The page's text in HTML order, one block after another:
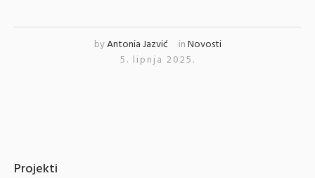
byAntonia Jazvić inNovosti
5. lipnja 2025.
Projekti